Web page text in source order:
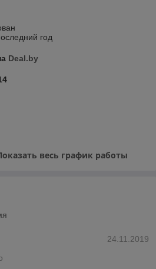
год
Deal.by
весь график работы
24.11.2019